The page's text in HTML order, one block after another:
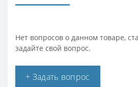
Нет вопросов о данном товаре,
задайте свой вопрос.
+ Задать вопрос